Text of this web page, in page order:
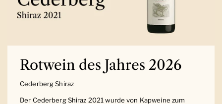
Rotwein des Jahres 2026
Cederberg Shiraz
Der Cederberg Shiraz 2021 wurde von Kapweine zum